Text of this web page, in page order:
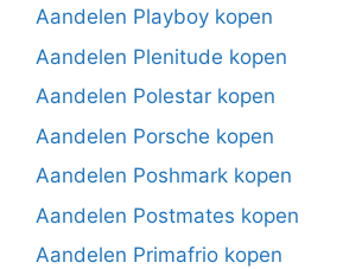
Aandelen Playboy kopen
Aandelen Plenitude kopen
Aandelen Polestar kopen
Aandelen Porsche kopen
Aandelen Poshmark kopen
Aandelen Postmates kopen
Aandelen Primafrio kopen